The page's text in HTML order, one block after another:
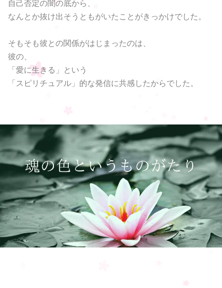
自己否定の闇の底から、
なんとか抜け出そうともがいたことがきっかけでした。
そもそも彼との関係がはじまったのは、
彼の、
「愛に生きる」という
「スピリチュアル」的な発信に共感したからでした。